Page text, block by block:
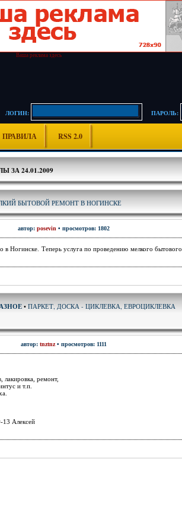
Ваша реклама здесь
ЛОГИН:
ПАРОЛЬ:
ПРАВИЛА RSS 2.0
ЗА 24.01.2009
БЫТОВОЙ РЕМОНТ В НОГИНСКЕ
автор: posevin • просмотров: 1802
в Ногинске. Теперь услуга по проведению мелкого бытового
• ПАРКЕТ, ДОСКА - ЦИКЛЕВКА, ЕВРОЦИКЛЕВКА
автор: tnztnz• просмотров: 1111
лакировка, ремонт,
и т.п.
Алексей